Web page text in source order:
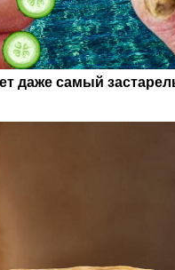
даже самый